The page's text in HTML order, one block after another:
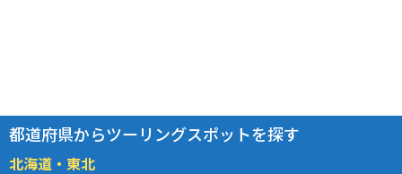
都道府県からツーリングスポットを探す
北海道・東北